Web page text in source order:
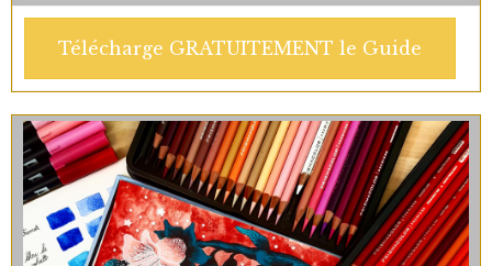
Télécharge GRATUITEMENT le Guide